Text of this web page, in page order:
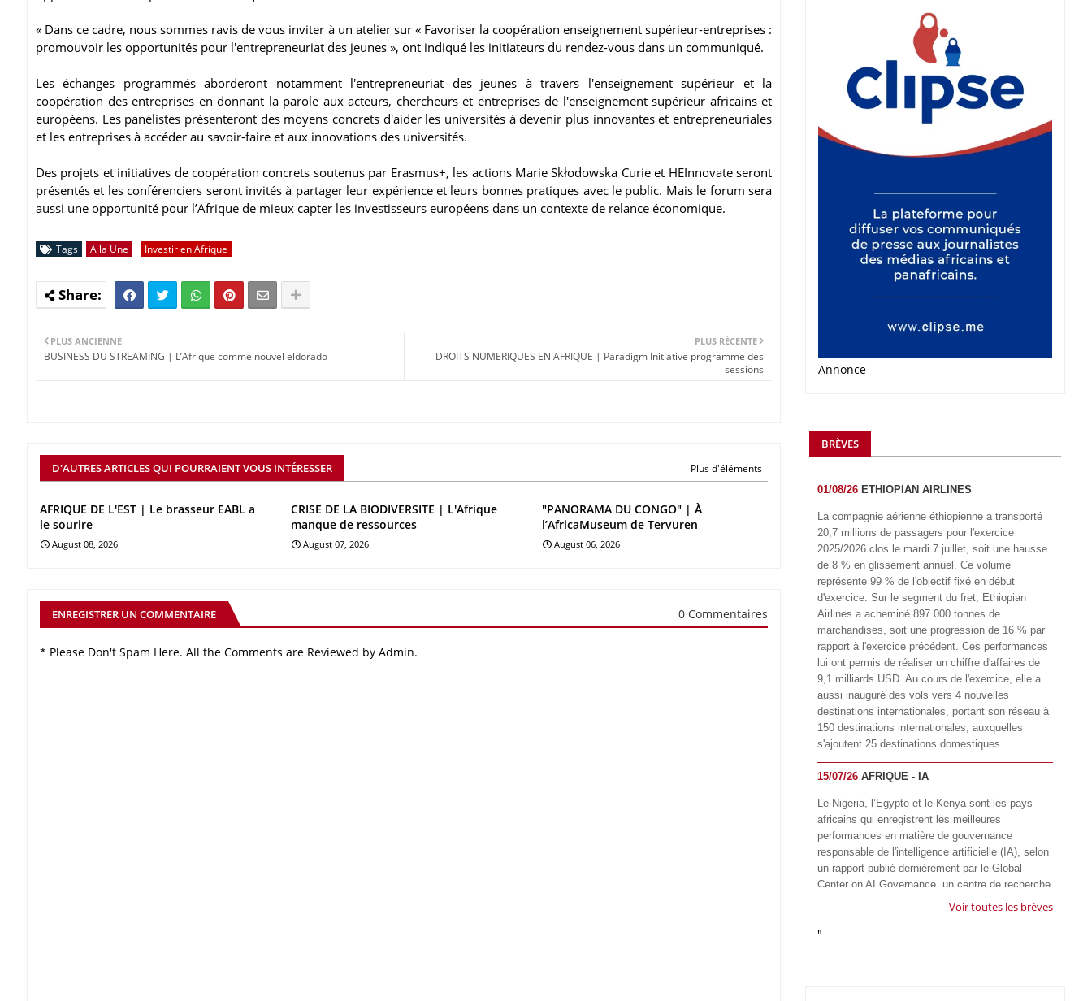
« Dans ce cadre, nous sommes ravis de vous inviter à un atelier sur « Favoriser la coopération enseignement supérieur-entreprises :
promouvoir les opportunités pour l'entrepreneuriat des jeunes », ont indiqué les initiateurs du rendez-vous dans un communiqué.
Les échanges programmés aborderont notamment l'entrepreneuriat des jeunes à travers l'enseignement supérieur et la
coopération des entreprises en donnant la parole aux acteurs, chercheurs et entreprises de l'enseignement supérieur africains et
européens. Les panélistes présenteront des moyens concrets d'aider les universités à devenir plus innovantes et entrepreneuriales
et les entreprises à accéder au savoir-faire et aux innovations des universités.
Des projets et initiatives de coopération concrets soutenus par Erasmus+, les actions Marie Skłodowska Curie et HEInnovate seront
présentés et les conférenciers seront invités à partager leur expérience et leurs bonnes pratiques avec le public. Mais le forum sera
aussi une opportunité pour l’Afrique de mieux capter les investisseurs européens dans un contexte de relance économique.
Tags A la Une Investir en Afrique
PLUS RÉCENTE
DROITS NUMERIQUES EN AFRIQUE | Paradigm Initiative programme des
sessions
PLUS ANCIENNE
BUSINESS DU STREAMING | L’Afrique comme nouvel eldorado
D'AUTRES ARTICLES QUI POURRAIENT VOUS INTÉRESSER Plus d'éléments
AFRIQUE DE L'EST | Le brasseur EABL a
le sourire
August 08, 2026
CRISE DE LA BIODIVERSITE | L'Afrique
manque de ressources
August 07, 2026
"PANORAMA DU CONGO" | À
l’AfricaMuseum de Tervuren
August 06, 2026
ENREGISTRER UN COMMENTAIRE 0 Commentaires
* Please Don't Spam Here. All the Comments are Reviewed by Admin.
Annonce
BRÈVES
01/08/26 ETHIOPIAN AIRLINES
La compagnie aérienne éthiopienne a transporté
20,7 millions de passagers pour l'exercice
2025/2026 clos le mardi 7 juillet, soit une hausse
de 8 % en glissement annuel. Ce volume
représente 99 % de l'objectif fixé en début
d'exercice. Sur le segment du fret, Ethiopian
Airlines a acheminé 897 000 tonnes de
marchandises, soit une progression de 16 % par
rapport à l'exercice précédent. Ces performances
lui ont permis de réaliser un chiffre d'affaires de
9,1 milliards USD. Au cours de l'exercice, elle a
aussi inauguré des vols vers 4 nouvelles
destinations internationales, portant son réseau à
150 destinations internationales, auxquelles
s'ajoutent 25 destinations domestiques
15/07/26 AFRIQUE - IA
Le Nigeria, l’Egypte et le Kenya sont les pays
africains qui enregistrent les meilleures
performances en matière de gouvernance
responsable de l'intelligence artificielle (IA), selon
un rapport publié dernièrement par le Global
Center on AI Governance, un centre de recherche
basé en Afrique du Sud, qui œuvre à promouvoir
à l'échelle mondiale. Alors que l’IA transforme
Voir toutes les brèves
"